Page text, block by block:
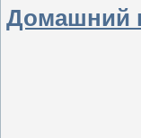
Домашний